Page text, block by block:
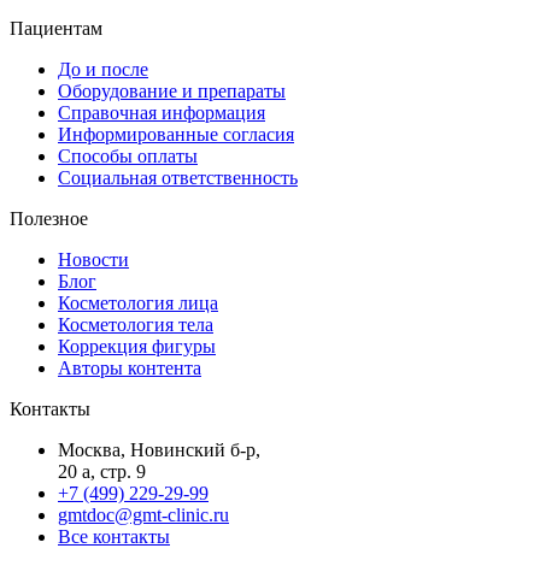
Пациентам
До и после
Оборудование и препараты
Справочная информация
Информированные согласия
Способы оплаты
Социальная ответственность
Полезное
Новости
Блог
Косметология лица
Косметология тела
Коррекция фигуры
Авторы контента
Контакты
Москва, Новинский б-р,
20 а, стр. 9
+7 (499) 229-29-99
gmtdoc@gmt-clinic.ru
Все контакты